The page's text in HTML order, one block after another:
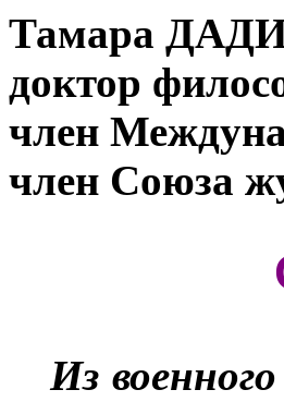
Тамара
доктор
член
член Союза
Из